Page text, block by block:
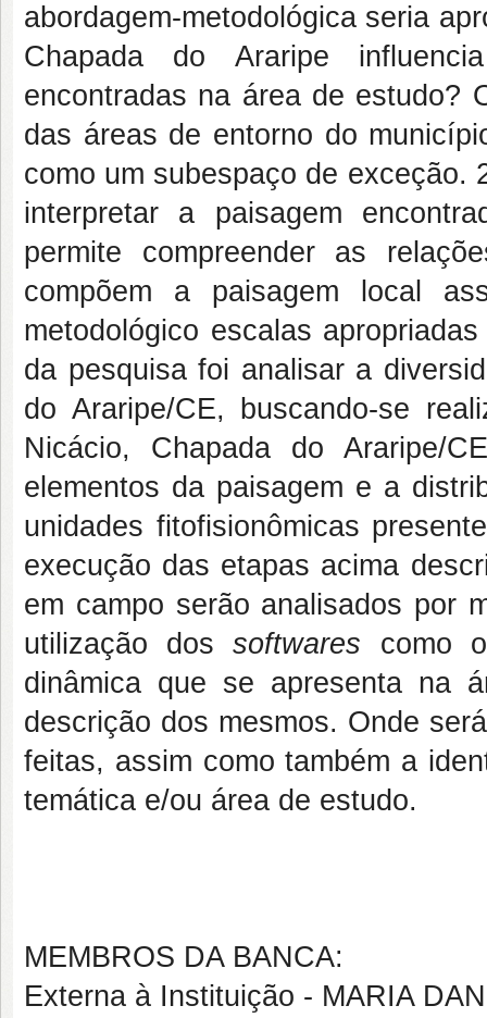
abordagem-metodológica seria
Chapada do Araripe
encontradas na área de estudo?
das áreas de entorno do
como um subespaço de exceção.
interpretar a paisagem
permite compreender as
compõem a paisagem local
metodológico escalas
da pesquisa foi analisar a
do Araripe/CE, buscando-se
Nicácio, Chapada do Araripe/
elementos da paisagem e a
unidades fitofisionômicas
execução das etapas acima
em campo serão analisados por
utilização dossoftwares como
dinâmica que se apresenta na
descrição dos mesmos. Onde
feitas, assim como também a
temática e/ou área de estudo.
MEMBROS DA BANCA:
Externa à Instituição - MARIA